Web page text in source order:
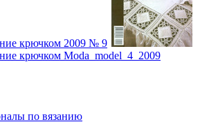
крючком 2009 № 9
крючком Moda_model_4_2009
по вязанию